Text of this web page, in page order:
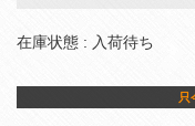
在庫状態 : 入荷待ち
只